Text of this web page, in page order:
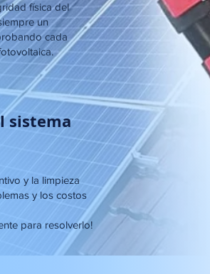
física del
un
cada
sistema
y la limpieza
y los costos
para resolverlo!